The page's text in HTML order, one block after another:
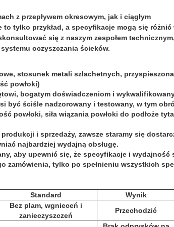
z przepływem okresowym, jak i ciągłym
to tylko przykład, a specyfikacje mogą się
się z naszym zespołem
oczyszczania ścieków.
stosunek metali szlachetnych,
powłoki)
bogatym doświadczeniom i
być ściśle nadzorowany i testowany, w tym
powłoki, siła wiązania powłoki do podłoże
i sprzedaży, zawsze staramy się
najbardziej wydajną obsługę.
aby upewnić się, że specyfikacje i wydajność
zamówienia, tylko po spełnieniu wszystkich
Standard
Wynik
Bez plam, wgnieceń i
zanieczyszczeń
Przechodzić